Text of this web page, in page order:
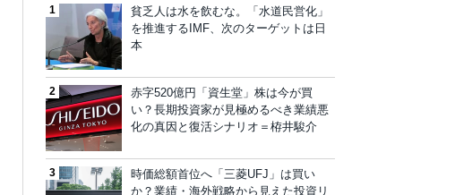
貧乏人は水を飲むな。「水道民営化」
を推進するIMF、次のターゲットは日
本
赤字520億円「資生堂」株は今が買
い？長期投資家が見極めるべき業績悪
化の真因と復活シナリオ＝栫井駿介
時価総額首位へ「三菱UFJ」は買い
か？業績・海外戦略から見えた投資リ